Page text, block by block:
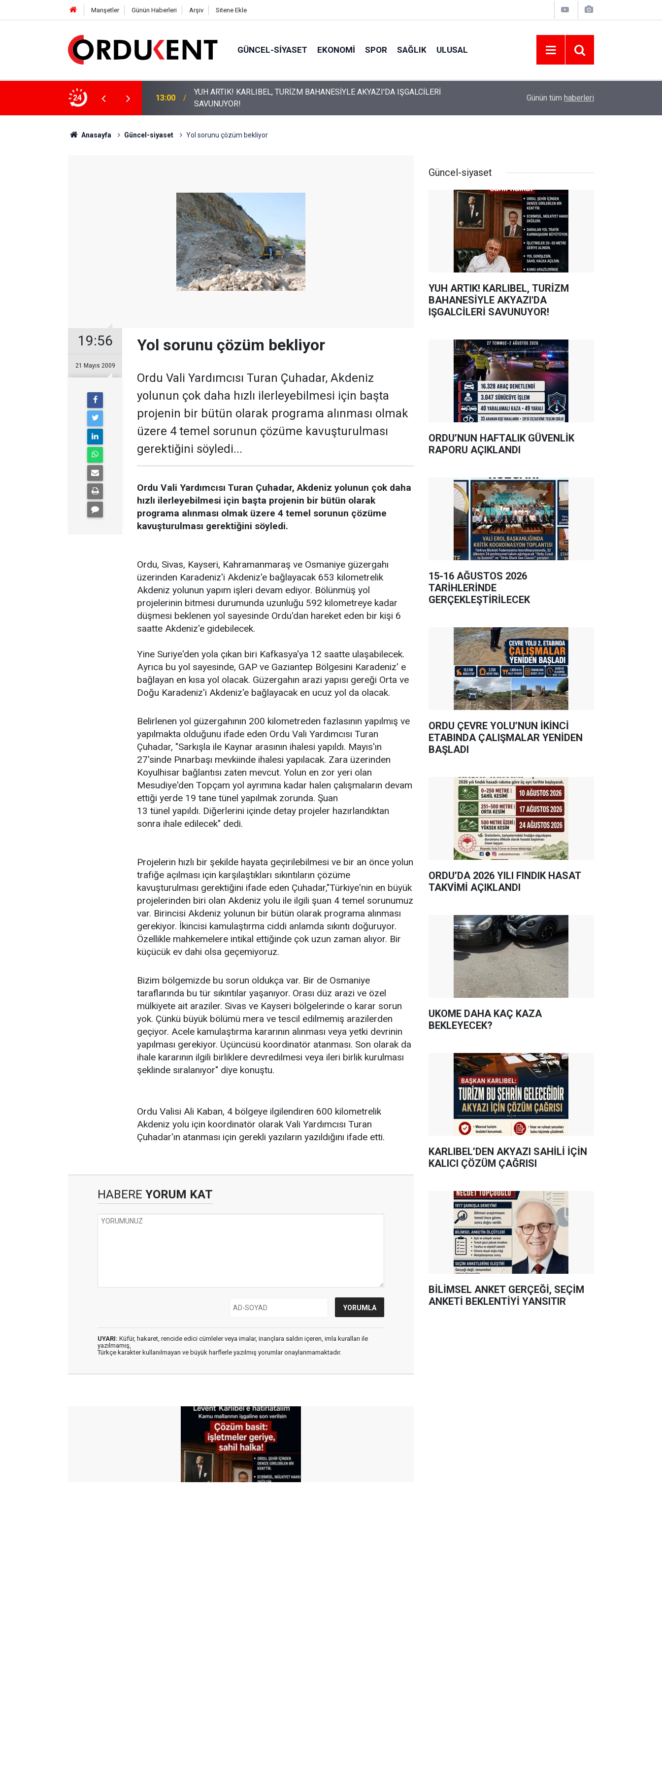
Manşetler Günün Haberleri Arşiv Sitene Ekle
GÜNCEL-SIYASET EKONOMI SPOR SAĞLIK ULUSAL
24 11:53 ORDU’NUN HAFTALIK GÜVENLİK RAPORU AÇIKLANDI 15-16 AĞUSTOS 2026 TARİHLERİNDE
Günün tüm haberleri
Anasayfa Güncel-siyaset Yol sorunu çözüm bekliyor
19:56
21 Mayıs 2009
Yol sorunu çözüm bekliyor
Ordu Vali Yardımcısı Turan Çuhadar, Akdeniz
yolunun çok daha hızlı ilerleyebilmesi için başta
projenin bir bütün olarak programa alınması olmak
üzere 4 temel sorunun çözüme kavuşturulması
gerektiğini söyledi...
Ordu Vali Yardımcısı Turan Çuhadar, Akdeniz yolunun çok daha
hızlı ilerleyebilmesi için başta projenin bir bütün olarak
programa alınması olmak üzere 4 temel sorunun çözüme
kavuşturulması gerektiğini söyledi.
Ordu, Sivas, Kayseri, Kahramanmaraş ve Osmaniye güzergahı
üzerinden Karadeniz'i Akdeniz'e bağlayacak 653 kilometrelik
Akdeniz yolunun yapım işleri devam ediyor. Bölünmüş yol
projelerinin bitmesi durumunda uzunluğu 592 kilometreye kadar
düşmesi beklenen yol sayesinde Ordu'dan hareket eden bir kişi 6
saatte Akdeniz'e gidebilecek.
Yine Suriye'den yola çıkan biri Kafkasya'ya 12 saatte ulaşabilecek.
Ayrıca bu yol sayesinde, GAP ve Gaziantep Bölgesini Karadeniz' e
bağlayan en kısa yol olacak. Güzergahın arazi yapısı gereği Orta ve
Doğu Karadeniz'i Akdeniz'e bağlayacak en ucuz yol da olacak.
Belirlenen yol güzergahının 200 kilometreden fazlasının yapılmış ve
yapılmakta olduğunu ifade eden Ordu Vali Yardımcısı Turan
Çuhadar, "Sarkışla ile Kaynar arasının ihalesi yapıldı. Mayıs'ın
27'sinde Pınarbaşı mevkiinde ihalesi yapılacak. Zara üzerinden
Koyulhisar bağlantısı zaten mevcut. Yolun en zor yeri olan
Mesudiye'den Topçam yol ayrımına kadar halen çalışmaların devam
ettiği yerde 19 tane tünel yapılmak zorunda. Şuan
13 tünel yapıldı. Diğerlerini içinde detay projeler hazırlandıktan
sonra ihale edilecek" dedi.
Projelerin hızlı bir şekilde hayata geçirilebilmesi ve bir an önce yolun
trafiğe açılması için karşılaştıkları sıkıntıların çözüme
kavuşturulması gerektiğini ifade eden Çuhadar,"Türkiye'nin en büyük
projelerinden biri olan Akdeniz yolu ile ilgili şuan 4 temel sorunumuz
var. Birincisi Akdeniz yolunun bir bütün olarak programa alınması
gerekiyor. İkincisi kamulaştırma ciddi anlamda sıkıntı doğuruyor.
Özellikle mahkemelere intikal ettiğinde çok uzun zaman alıyor. Bir
küçücük ev dahi olsa geçemiyoruz.
Bizim bölgemizde bu sorun oldukça var. Bir de Osmaniye
taraflarında bu tür sıkıntılar yaşanıyor. Orası düz arazi ve özel
mülkiyete ait araziler. Sivas ve Kayseri bölgelerinde o karar sorun
yok. Çünkü büyük bölümü mera ve tescil edilmemiş arazilerden
geçiyor. Acele kamulaştırma kararının alınması veya yetki devrinin
yapılması gerekiyor. Üçüncüsü koordinatör atanması. Son olarak da
ihale kararının ilgili birliklere devredilmesi veya ileri birlik kurulması
şeklinde sıralanıyor" diye konuştu.
Ordu Valisi Ali Kaban, 4 bölgeye ilgilendiren 600 kilometrelik
Akdeniz yolu için koordinatör olarak Vali Yardımcısı Turan
Çuhadar'ın atanması için gerekli yazıların yazıldığını ifade etti.
HABERE YORUM KAT
UYARI: Küfür, hakaret, rencide edici cümleler veya imalar, inançlara saldırı içeren, imla kuralları ile
yazılmamış,
Türkçe karakter kullanılmayan ve büyük harflerle yazılmış yorumlar onaylanmamaktadır.
Güncel-siyaset
YUH ARTIK! KARLIBEL, TURİZM
BAHANESİYLE AKYAZI'DA
IŞGALCİLERİ SAVUNUYOR!
ORDU’NUN HAFTALIK GÜVENLİK
RAPORU AÇIKLANDI
15-16 AĞUSTOS 2026
TARİHLERİNDE
GERÇEKLEŞTİRİLECEK
ORDU ÇEVRE YOLU’NUN İKİNCİ
ETABINDA ÇALIŞMALAR YENİDEN
BAŞLADI
ORDU’DA 2026 YILI FINDIK HASAT
TAKVİMİ AÇIKLANDI
UKOME DAHA KAÇ KAZA
BEKLEYECEK?
KARLIBEL’DEN AKYAZI SAHİLİ İÇİN
KALICI ÇÖZÜM ÇAĞRISI
BİLİMSEL ANKET GERÇEĞİ, SEÇİM
ANKETİ BEKLENTİYİ YANSITIR